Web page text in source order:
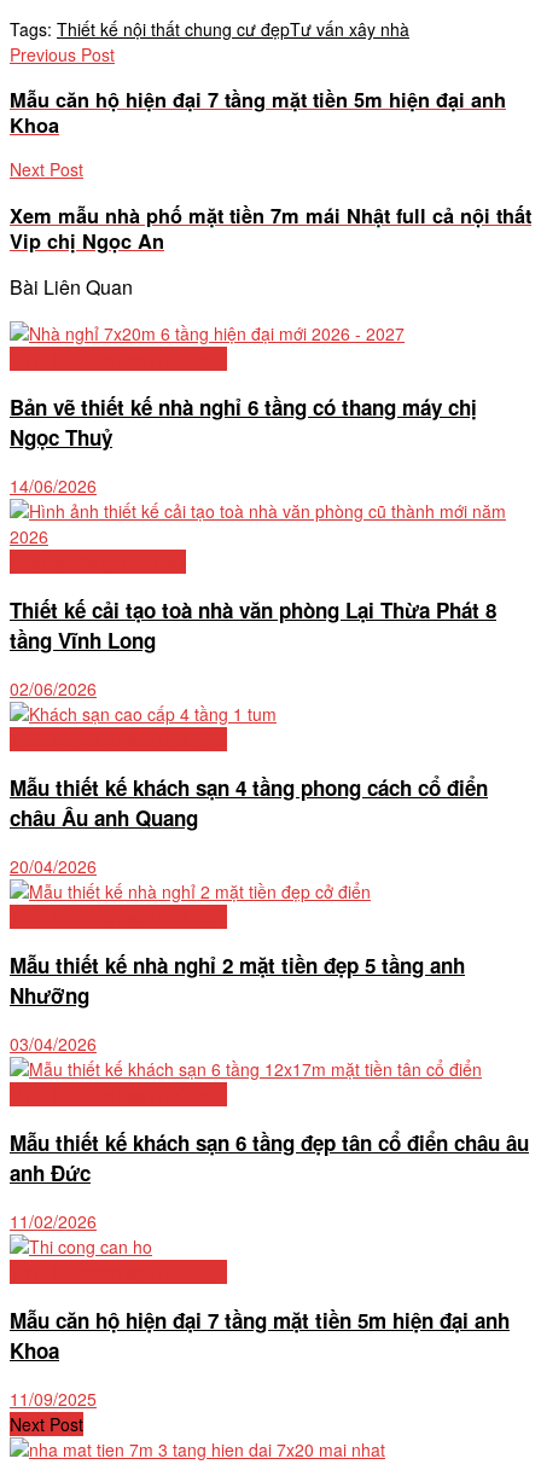
Tags: Thiết kế nội thất chung cư đẹpTư vấn xây nhà
Previous Post
Mẫu căn hộ hiện đại 7 tầng mặt tiền 5m hiện đại anh
Khoa
Next Post
Xem mẫu nhà phố mặt tiền 7m mái Nhật full cả nội thất
Vip chị Ngọc An
Bài Liên Quan
Bản vẽ thiết kế nhà nghỉ 6 tầng có thang máy chị
Ngọc Thuỷ
14/06/2026
Thiết kế cải tạo toà nhà văn phòng Lại Thừa Phát 8
tầng Vĩnh Long
02/06/2026
Mẫu thiết kế khách sạn 4 tầng phong cách cổ điển
châu Âu anh Quang
20/04/2026
Mẫu thiết kế nhà nghỉ 2 mặt tiền đẹp 5 tầng anh
Nhưỡng
03/04/2026
Mẫu thiết kế khách sạn 6 tầng đẹp tân cổ điển châu âu
anh Đức
11/02/2026
Mẫu căn hộ hiện đại 7 tầng mặt tiền 5m hiện đại anh
Khoa
11/09/2025
Next Post